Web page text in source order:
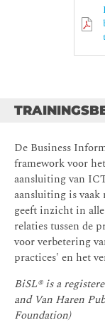
De Business
framework voor
aansluiting van
aansluiting is
geeft inzicht in
relaties tussen de
voor verbetering
practices' en het
BiSL® is a
and Van Haren
Foundation)